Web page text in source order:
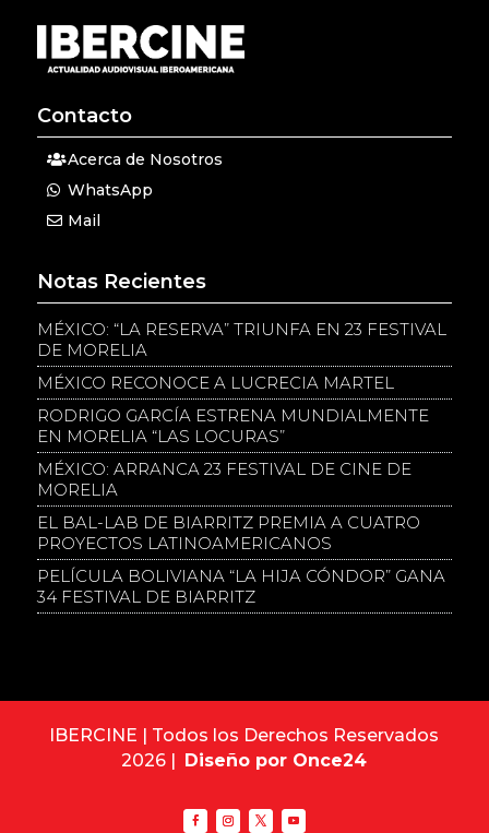
Contacto
Acerca de Nosotros
WhatsApp
Mail
Notas Recientes
MÉXICO: “LA RESERVA” TRIUNFA EN 23 FESTIVAL
DE MORELIA
MÉXICO RECONOCE A LUCRECIA MARTEL
RODRIGO GARCÍA ESTRENA MUNDIALMENTE
EN MORELIA “LAS LOCURAS”
MÉXICO: ARRANCA 23 FESTIVAL DE CINE DE
MORELIA
EL BAL-LAB DE BIARRITZ PREMIA A CUATRO
PROYECTOS LATINOAMERICANOS
PELÍCULA BOLIVIANA “LA HIJA CÓNDOR” GANA
34 FESTIVAL DE BIARRITZ
IBERCINE | Todos los Derechos Reservados
2026 | Diseño por Once24